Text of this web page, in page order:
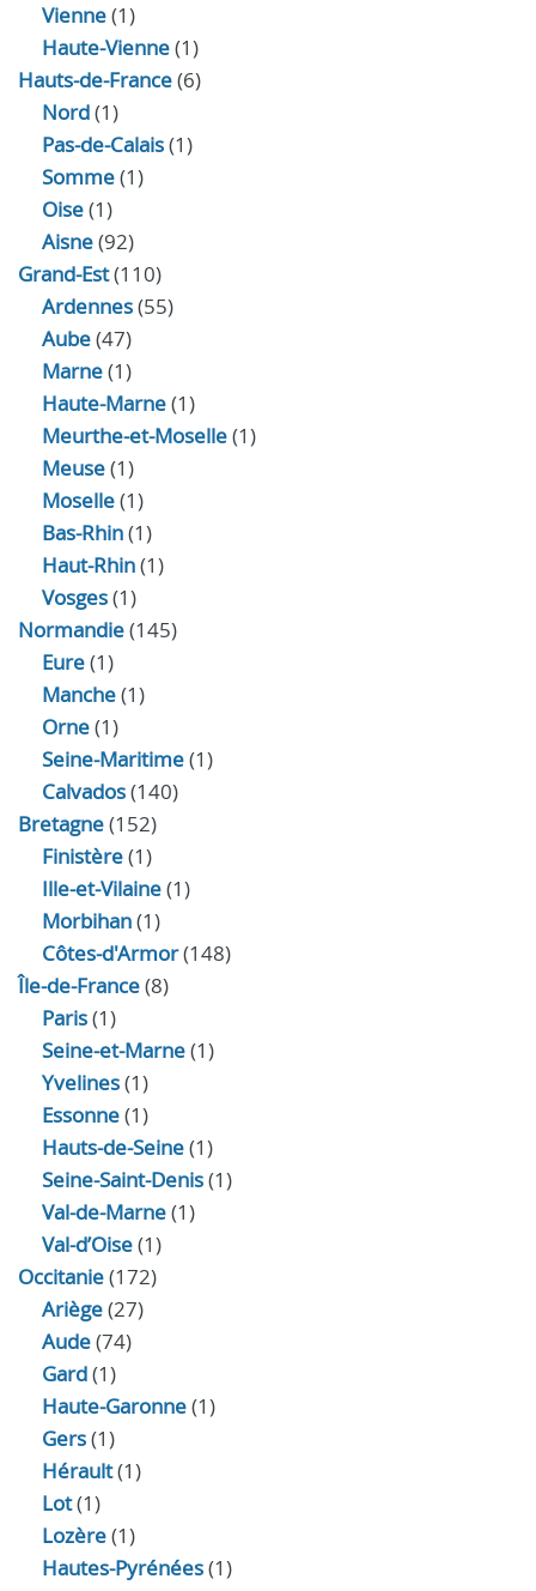
Vienne(1)
Haute-Vienne(1)
Hauts-de-France(6)
Nord(1)
Pas-de-Calais(1)
Somme(1)
Oise(1)
Aisne(92)
Grand-Est(110)
Ardennes(55)
Aube(47)
Marne(1)
Haute-Marne(1)
Meurthe-et-Moselle(1)
Meuse(1)
Moselle(1)
Bas-Rhin(1)
Haut-Rhin(1)
Vosges(1)
Normandie(145)
Eure(1)
Manche(1)
Orne(1)
Seine-Maritime(1)
Calvados(140)
Bretagne(152)
Finistère(1)
Ille-et-Vilaine(1)
Morbihan(1)
Côtes-d'Armor(148)
Île-de-France(8)
Paris(1)
Seine-et-Marne(1)
Yvelines(1)
Essonne(1)
Hauts-de-Seine(1)
Seine-Saint-Denis(1)
Val-de-Marne(1)
Val-d’Oise(1)
Occitanie(172)
Ariège(27)
Aude(74)
Gard(1)
Haute-Garonne(1)
Gers(1)
Hérault(1)
Lot(1)
Lozère(1)
Hautes-Pyrénées(1)